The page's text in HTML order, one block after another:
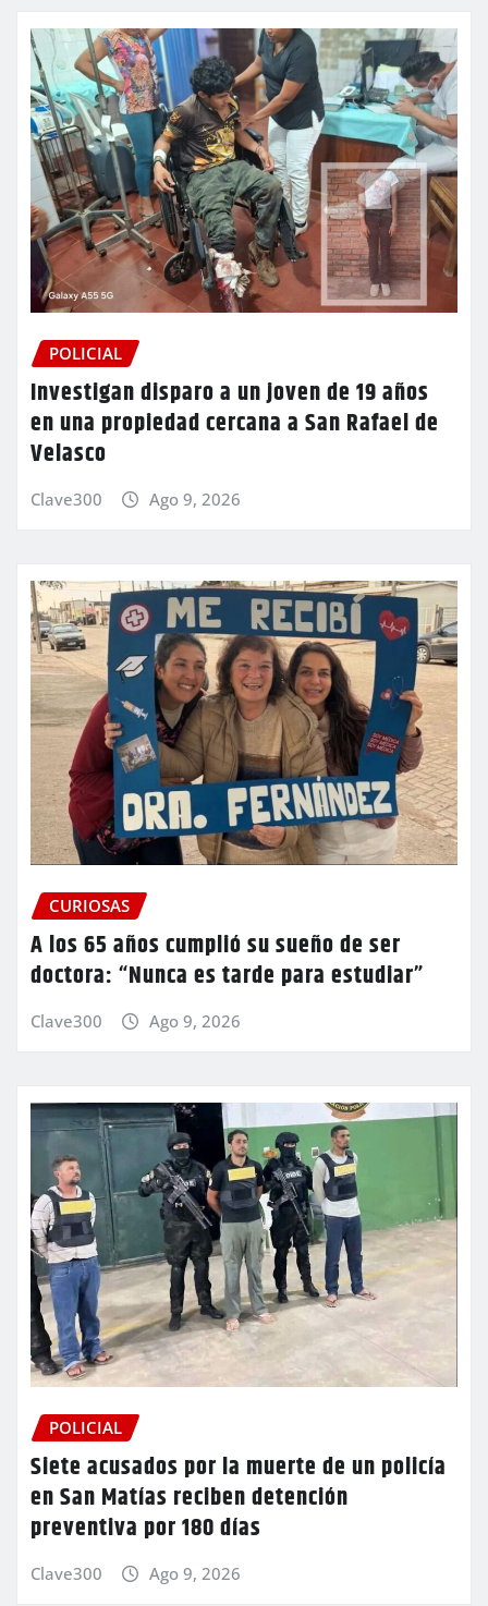
POLICIAL
Investigan disparo a un joven de 19 años
en una propiedad cercana a San Rafael de
Velasco
Clave300 Ago 9, 2026
CURIOSAS
A los 65 años cumplió su sueño de ser
doctora: “Nunca es tarde para estudiar”
Clave300 Ago 9, 2026
POLICIAL
Siete acusados por la muerte de un policía
en San Matías reciben detención
preventiva por 180 días
Clave300 Ago 9, 2026